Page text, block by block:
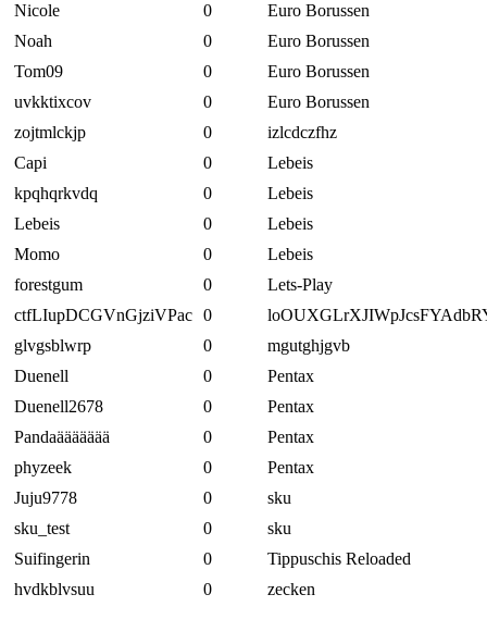
Nicole
0
Euro Borussen
Noah
0
Euro Borussen
Tom09
0
Euro Borussen
uvkktixcov
0
Euro Borussen
zojtmlckjp
0
izlcdczfhz
Capi
0
Lebeis
kpqhqrkvdq
0
Lebeis
Lebeis
0
Lebeis
Momo
0
Lebeis
forestgum
0
Lets-Play
ctfLIupDCGVnGjziVPac 0
glvgsblwrp
0
mgutghjgvb
Duenell
0
Pentax
Duenell2678
0
Pentax
Pandaäääääää
0
Pentax
phyzeek
0
Pentax
Juju9778
0
sku
sku_test
0
sku
Suifingerin
0
Tippuschis Reloaded
hvdkblvsuu
0 zecken